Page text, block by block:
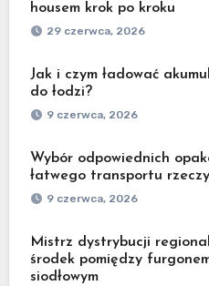
housem krok po kroku
29 czerwca, 2026
Jak i czym ładować
do łodzi?
9 czerwca, 2026
Wybór odpowiednich
łatwego transportu rzeczy
9 czerwca, 2026
Mistrz dystrybucji
środek pomiędzy
siodłowym